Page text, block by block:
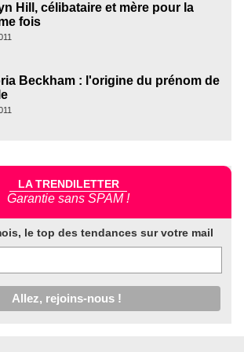
Hill, célibataire et mère pour la
fois
Beckham : l'origine du prénom de
LA TRENDILETTER
Garantie sans SPAM !
le top des tendances sur votre mail